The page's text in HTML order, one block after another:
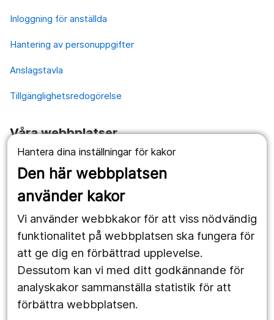
Hantera dina inställningar för kakor
Den här webbplatsen
använder kakor
Vi använder webbkakor för att viss nödvändig
funktionalitet på webbplatsen ska fungera för
att ge dig en förbättrad upplevelse.
Dessutom kan vi med ditt godkännande för
analyskakor sammanställa statistik för att
förbättra webbplatsen.
Inloggning för anställda
Hantering av personuppgifter
Anslagstavla
Tillgänglighetsredogörelse
Våra webbplatser
1177.se
Länstrafiken
Utveckling
Följ oss
Facebook